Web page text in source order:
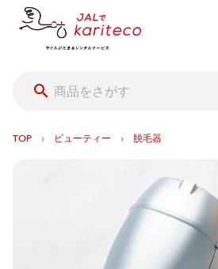
TOP › ビューティー › 脱毛器